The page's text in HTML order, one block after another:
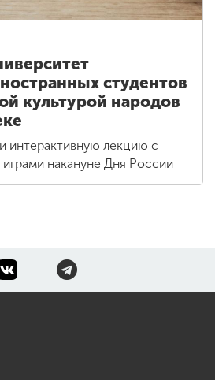
студентов
культурой народов
интерактивную лекцию с
накануне Дня России